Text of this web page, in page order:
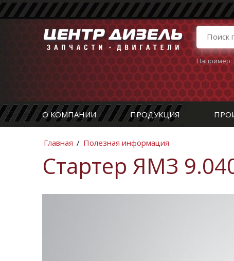
Например:
О КОМПАНИИ ПРОДУКЦИЯ
Главная / Полезная информация
Стартер ЯМЗ